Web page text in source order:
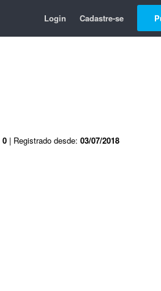
Login Cadastre-se
0 | Registrado desde: 03/07/2018